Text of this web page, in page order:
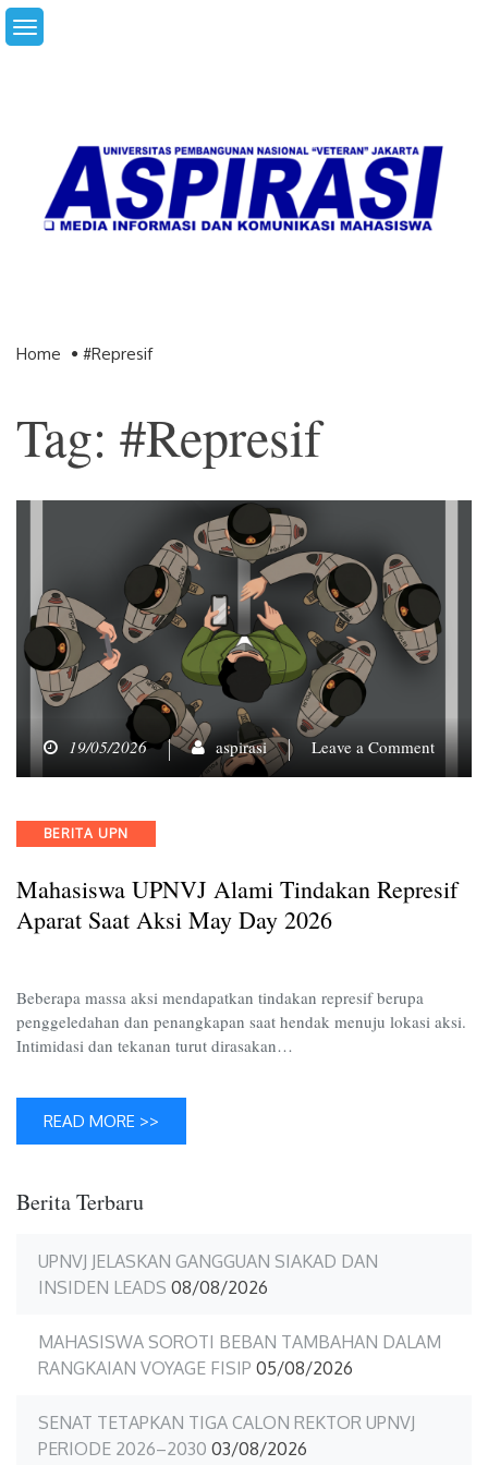
Skip
to
Home #represif
Tag: #represif
19/05/2026 aspirasi Leave a Commenton
Aparat
Categories
BERITA UPN
Mahasiswa UPNVJ Alami Tindakan Represif
Aparat Saat Aksi May Day 2026
Beberapa massa aksi mendapatkan tindakan represif berupa
penggeledahan dan penangkapan saat hendak menuju lokasi aksi.
Intimidasi dan tekanan turut dirasakan…
READ MORE >>
Berita Terbaru
UPNVJ JELASKAN GANGGUAN SIAKAD DAN
INSIDEN LEADS 08/08/2026
MAHASISWA SOROTI BEBAN TAMBAHAN DALAM
RANGKAIAN VOYAGE FISIP 05/08/2026
SENAT TETAPKAN TIGA CALON REKTOR UPNVJ
PERIODE 2026–2030 03/08/2026